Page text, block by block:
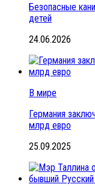
Безопасные
детей
24.06.2026
В мире
Германия
млрд евро
25.09.2025